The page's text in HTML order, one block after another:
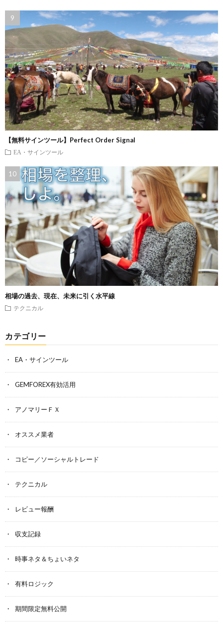
【無料サインツール】Perfect Order Signal
EA・サインツール
相場の過去、現在、未来に引く水平線
テクニカル
カテゴリー
EA・サインツール
GEMFOREX有効活用
アノマリーＦＸ
オススメ業者
コピー／ソーシャルトレード
テクニカル
レビュー報酬
収支記録
時事ネタ＆ちょいネタ
有料ロジック
期間限定無料公開